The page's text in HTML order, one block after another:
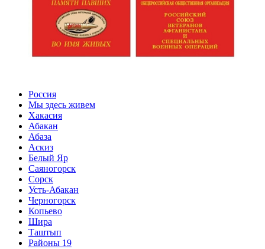
Россия
Мы здесь живем
Хакасия
Абакан
Абаза
Аскиз
Белый Яр
Саяногорск
Сорск
Усть-Абакан
Черногорск
Копьево
Шира
Таштып
Районы 19